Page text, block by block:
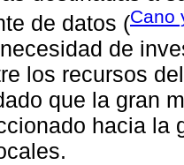
de datos (Cano
de
los recursos
que la gran
hacia la